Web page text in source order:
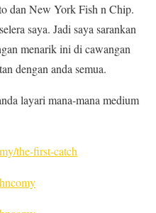
dan New York Fish n Chip.
saya. Jadi saya sarankan
menarik ini di cawangan
dengan anda semua.
layari mana-mana medium
the-first-catch